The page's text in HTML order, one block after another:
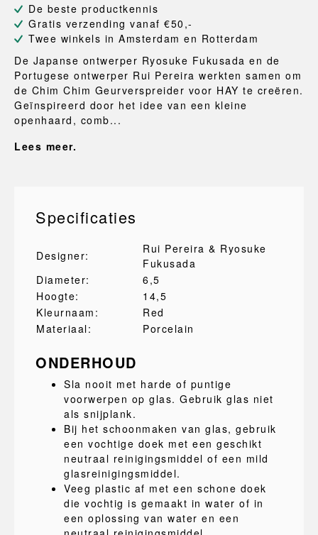
De beste productkennis
Gratis verzending vanaf €50,-
Twee winkels in Amsterdam en Rotterdam
De Japanse ontwerper Ryosuke Fukusada en de
Portugese ontwerper Rui Pereira werkten samen om
de Chim Chim Geurverspreider voor HAY te creëren.
Geïnspireerd door het idee van een kleine
openhaard, comb...
Lees meer.
Specificaties
Designer:
Rui Pereira & Ryosuke
Fukusada
Diameter:
6,5
Hoogte:
14,5
Kleurnaam:
Red
Materiaal:
Porcelain
ONDERHOUD
Sla nooit met harde of puntige
voorwerpen op glas. Gebruik glas niet
als snijplank.
Bij het schoonmaken van glas, gebruik
een vochtige doek met een geschikt
neutraal reinigingsmiddel of een mild
glasreinigingsmiddel.
Veeg plastic af met een schone doek
die vochtig is gemaakt in water of in
een oplossing van water en een